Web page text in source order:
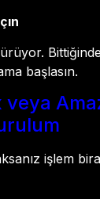
başlasın.
veya
işlem